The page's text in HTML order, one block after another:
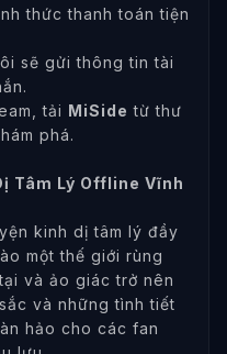
thức thanh toán tiện
sẽ gửi thông tin tài
tải MiSide từ thư
phá.
Tâm Lý Offline Vĩnh
kinh dị tâm lý đầy
một thế giới rùng
và ảo giác trở nên
và những tình tiết
hảo cho các fan